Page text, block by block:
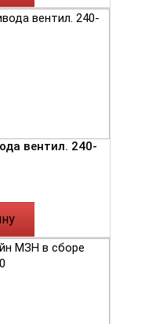
вентил. 240-